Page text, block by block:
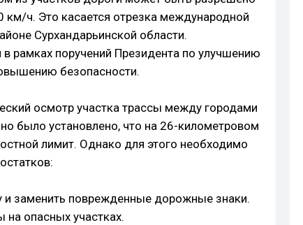
ч. Это касается отрезка международной
Сурхандарьинской области.
рамках поручений Президента по улучшению
безопасности.
осмотр участка трассы между городами
было установлено, что на 26-километровом
лимит. Однако для этого необходимо
и заменить поврежденные дорожные знаки.
на опасных участках.